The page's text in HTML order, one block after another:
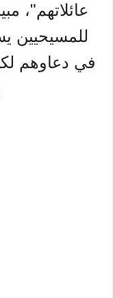
عائلاتهم"،
للمسيحيين
في دعاوهم